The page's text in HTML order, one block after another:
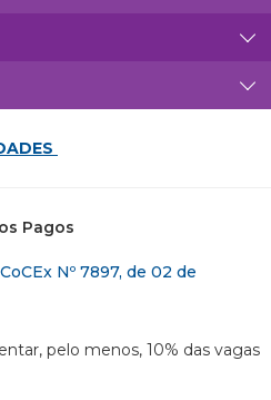
Pagos
Nº 7897, de 02 de
pelo menos, 10% das vagas